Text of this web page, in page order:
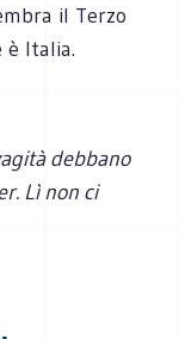
il Terzo
è Italia.
debbano
Lì non ci